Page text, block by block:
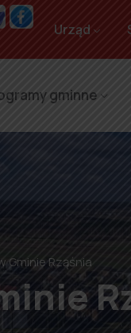
Urząd
gminne
Gminie Rząśnia